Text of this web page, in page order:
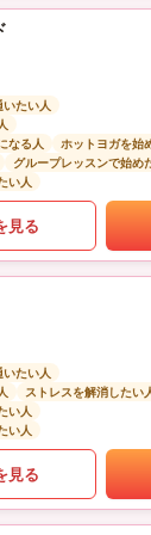
たい人
なる人
ホットヨガを始
グループレッスンで始め
い人
見る
たい人
ストレスを解消したい
い人
い人
見る